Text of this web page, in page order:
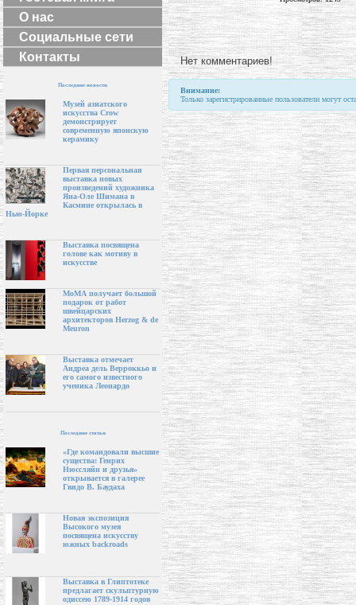
О нас
Социальные сети
Контакты
Последние новости
Музей азиатского
искусства Crow
демонстрирует
современную японскую
керамику
Первая персональная
выставка новых
произведений художника
Яна-Оле Шимана в
Касмине открылась в
Нью-Йорке
Выставка посвящена
голове как мотиву в
искусстве
МоМА получает большой
подарок от работ
швейцарских
архитекторов Herzog & de
Meuron
Выставка отмечает
Андреа дель Верроккьо и
его самого известного
ученика Леонардо
Последние статьи
«Где командовали высшие
существа: Генрих
Нюссляйн и друзья»
открывается в галерее
Гвидо В. Баудаха
Новая экспозиция
Высокого музея
посвящена искусству
южных backroads
Выставка в Глиптотеке
предлагает скульптурную
одиссею 1789-1914 годов
Нет комментариев!
Внимание:
Только зарегистрированные пользователи могут